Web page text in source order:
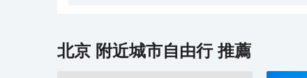
北京 附近城市自由行 推薦